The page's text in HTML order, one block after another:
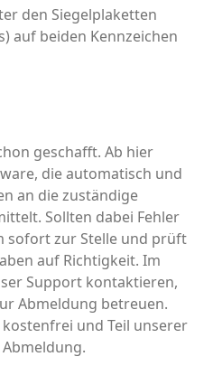
den Siegelplaketten
auf beiden Kennzeichen
geschafft. Ab hier
die automatisch und
an die zuständige
Sollten dabei Fehler
sofort zur Stelle und prüft
auf Richtigkeit. Im
Support kontaktieren,
Abmeldung betreuen.
und Teil unserer